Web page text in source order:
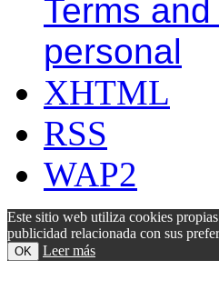
Terms
personal
XHTML
RSS
WAP2
Este sitio web utiliza cookies
publicidad relacionada con sus
OK Leer más